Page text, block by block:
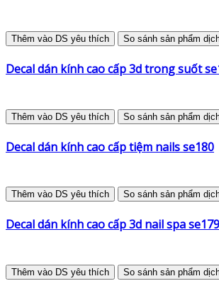
Thêm vào DS yêu thích So sánh sản phẩm
Decal dán kính cao cấp 3d trong suốt
Thêm vào DS yêu thích So sánh sản phẩm
Decal dán kính cao cấp tiệm nails se180
Thêm vào DS yêu thích So sánh sản phẩm
Decal dán kính cao cấp 3d nail spa se179
Thêm vào DS yêu thích So sánh sản phẩm